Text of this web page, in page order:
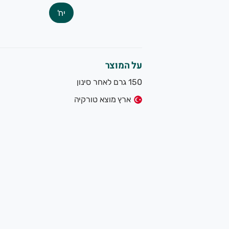
יח'
על המוצר
150 גרם לאחר סינון
ארץ מוצא טורקיה